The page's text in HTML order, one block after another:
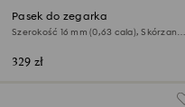
Pasek do zegarka
Szerokość 16 mm (0,63 cala), Skórzany z
329 zł